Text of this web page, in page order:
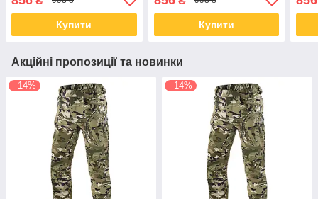
Купити Купити
Акційні пропозиції та новинки
–14% –14%